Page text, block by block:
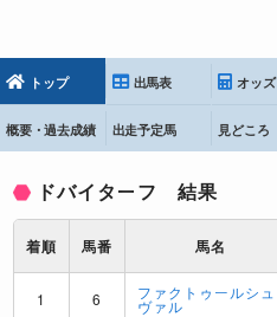
トップ 出馬表 オッズ
概要・過去成績 出走予定馬 見どころ
ドバイターフ 結果
着順 馬番 馬名
1 6 ファクトゥールシュ
ヴァル